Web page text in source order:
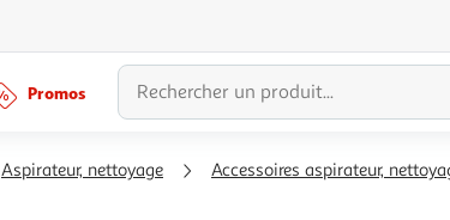
Promos
Aspirateur, nettoyage Accessoires aspirateur,